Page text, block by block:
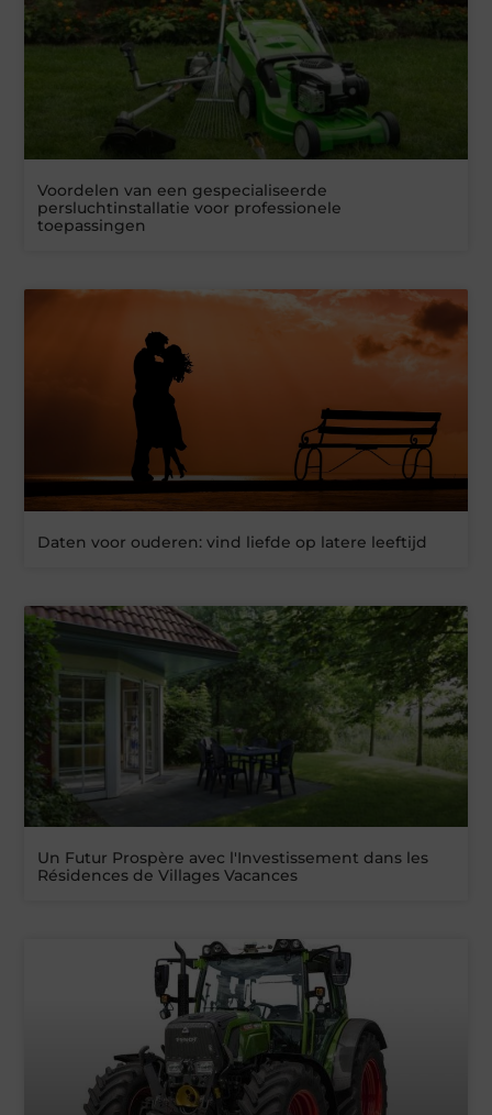
Voordelen van een gespecialiseerde
persluchtinstallatie voor professionele
toepassingen
Daten voor ouderen: vind liefde op latere leeftijd
Un Futur Prospère avec l'Investissement dans les
Résidences de Villages Vacances